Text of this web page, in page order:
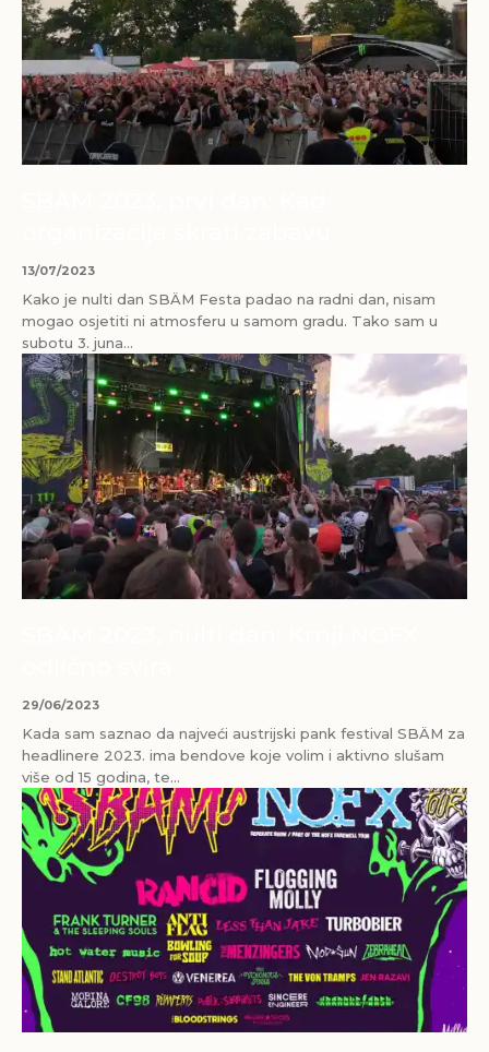
13/07/2023
Kako je nulti dan SBÄM Festa padao na radni dan, nisam
mogao osjetiti ni atmosferu u samom gradu. Tako sam u
subotu 3. juna...
29/06/2023
Kada sam saznao da najveći austrijski pank festival SBÄM za
headlinere 2023. ima bendove koje volim i aktivno slušam
više od 15 godina, te...